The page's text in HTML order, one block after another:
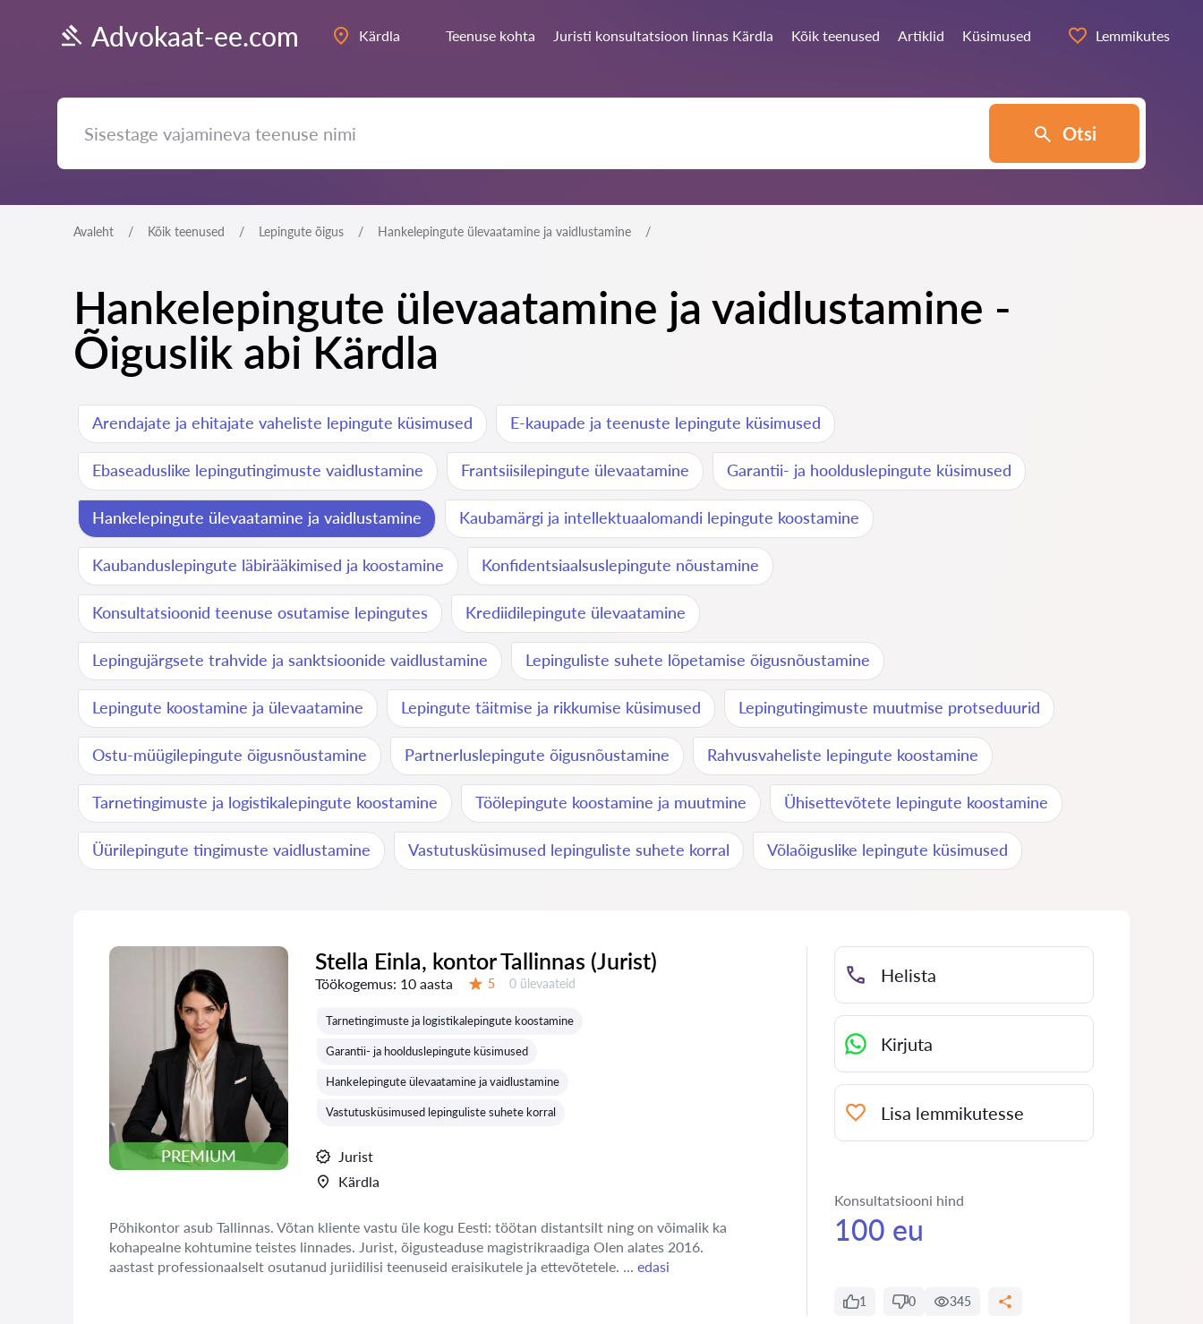
Advokaat-ee.com Kärdla Teenuse kohta Juristi konsultatsioon linnas Kärdla Kõik teenused Artiklid Küsimused Lemmikutes
Otsi
Avaleht Kõik teenused Lepingute õigus Hankelepingute ülevaatamine ja vaidlustamine
Hankelepingute ülevaatamine ja vaidlustamine -
Õiguslik abi Kärdla
Arendajate ja ehitajate vaheliste lepingute küsimused E-kaupade ja teenuste lepingute küsimused
Ebaseaduslike lepingutingimuste vaidlustamine Frantsiisilepingute ülevaatamine Garantii- ja hoolduslepingute küsimused
Hankelepingute ülevaatamine ja vaidlustamine Kaubamärgi ja intellektuaalomandi lepingute koostamine
Kaubanduslepingute läbirääkimised ja koostamine Konfidentsiaalsuslepingute nõustamine
Konsultatsioonid teenuse osutamise lepingutes Krediidilepingute ülevaatamine
Lepingujärgsete trahvide ja sanktsioonide vaidlustamine Lepinguliste suhete lõpetamise õigusnõustamine
Lepingute koostamine ja ülevaatamine Lepingute täitmise ja rikkumise küsimused Lepingutingimuste muutmise protseduurid
Ostu-müügilepingute õigusnõustamine Partnerluslepingute õigusnõustamine Rahvusvaheliste lepingute koostamine
Tarnetingimuste ja logistikalepingute koostamine Töölepingute koostamine ja muutmine Ühisettevõtete lepingute koostamine
Üürilepingute tingimuste vaidlustamine Vastutusküsimused lepinguliste suhete korral Võlaõiguslike lepingute küsimused
PREMIUM
Stella Einla, kontor Tallinnas (Jurist)
Töökogemus: 10 aasta 5 Ülevaateid:
0 ülevaateid
Tarnetingimuste ja logistikalepingute koostamine
Garantii- ja hoolduslepingute küsimused
Hankelepingute ülevaatamine ja vaidlustamine
Vastutusküsimused lepinguliste suhete korral
Jurist
Kärdla
Põhikontor asub Tallinnas. Võtan kliente vastu üle kogu Eesti: töötan distantsilt ning on võimalik ka
kohapealne kohtumine teistes linnades. Jurist, õigusteaduse magistrikraadiga Olen alates 2016.
aastast professionaalselt osutanud juriidilisi teenuseid eraisikutele ja ettevõtetele. ... edasi
Helista
Kirjuta
Lisa lemmikutesse
Konsultatsiooni hind
100 eu
1 0 345